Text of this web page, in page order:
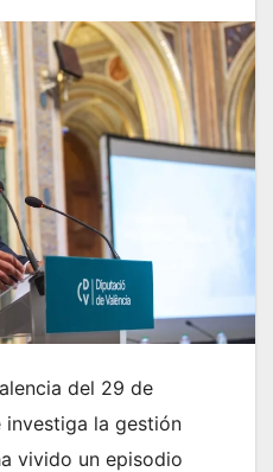
del 29 de
la gestión
vivido un episodio